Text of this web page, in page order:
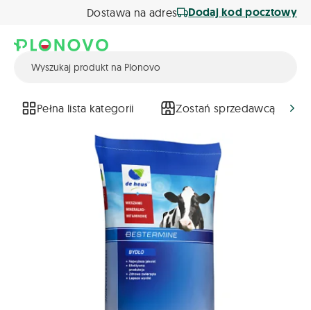
Dostawa na adres Dodaj kod pocztowy
Pełna lista kategorii Zostań sprzedawcą